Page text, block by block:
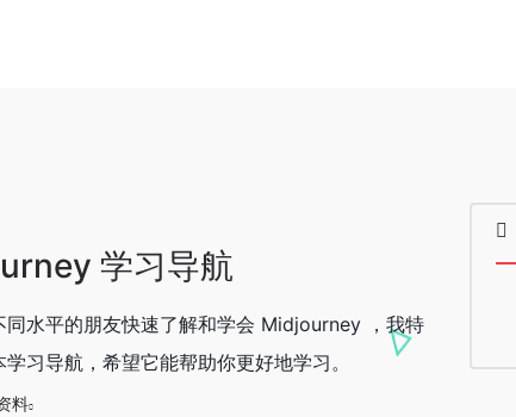
学习导航
同水平的朋友快速了解和学会 Midjourney ，我特
习导航，希望它能帮助你更好地学习。
料